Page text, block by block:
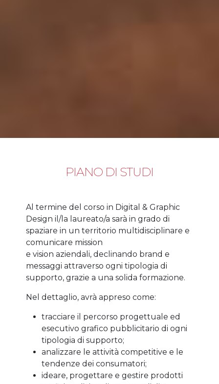
PIANO DI STUDI
Al termine del corso in Digital & Graphic
Design il/la laureato/a sarà in grado di
spaziare in un territorio multidisciplinare e
comunicare mission
e vision aziendali, declinando brand e
messaggi attraverso ogni tipologia di
supporto, grazie a una solida formazione.
Nel dettaglio, avrà appreso come:
tracciare il percorso progettuale ed
esecutivo grafico pubblicitario di ogni
tipologia di supporto;
analizzare le attività competitive e le
tendenze dei consumatori;
ideare, progettare e gestire prodotti